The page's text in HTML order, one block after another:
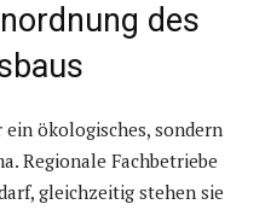
des
ökologisches, sondern
Regionale Fachbetriebe
gleichzeitig stehen sie